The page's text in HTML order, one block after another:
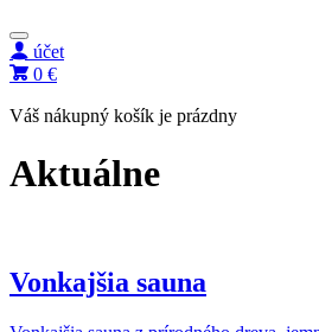
účet
0 €
Váš nákupný košík je prázdny
Aktuálne
Vonkajšia sauna